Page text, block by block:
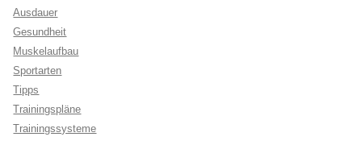
Ausdauer
Gesundheit
Muskelaufbau
Sportarten
Tipps
Trainingspläne
Trainingssysteme